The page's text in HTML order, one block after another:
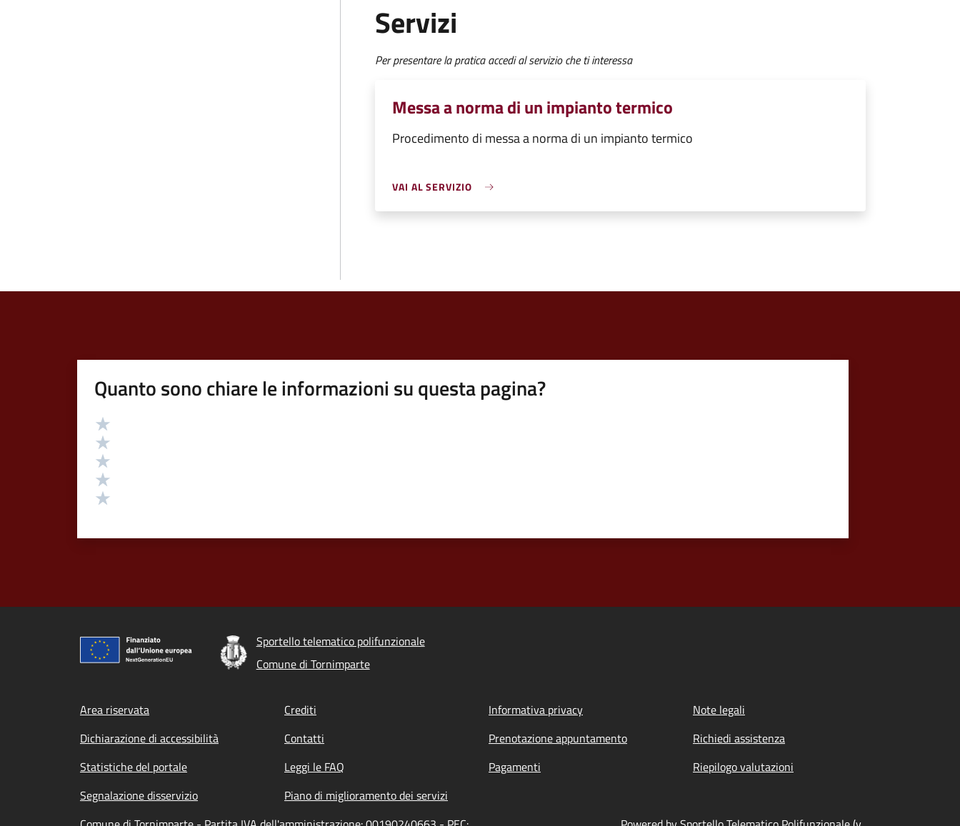
Servizi
Per presentare la pratica accedi al servizio che ti interessa
Messa a norma di un impianto termico
Procedimento di messa a norma di un impianto termico
VAI AL SERVIZIO
Quanto sono chiare le informazioni su questa pagina?
Valutazione
Sportello telematico polifunzionale
Comune di Tornimparte
Footer menu
Area riservata Crediti Informativa privacy
Note legali
Dichiarazione di accessibilità
Contatti Prenotazione appuntamento
Richiedi assistenza
Statistiche del portale
Leggi le FAQ Pagamenti
Riepilogo valutazioni
Segnalazione disservizio
Piano di miglioramento dei servizi